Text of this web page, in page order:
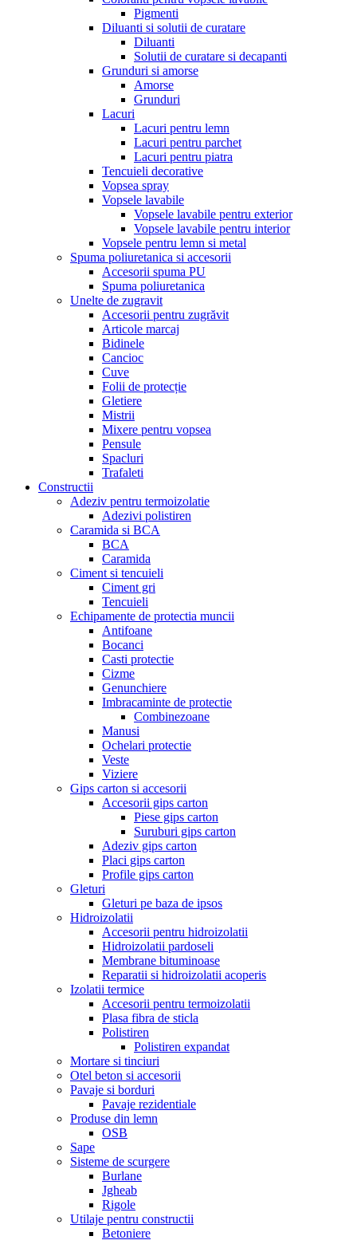
Pigmenti
Diluanti si solutii de curatare
Diluanti
Solutii de curatare si decapanti
Grunduri si amorse
Amorse
Grunduri
Lacuri
Lacuri pentru lemn
Lacuri pentru parchet
Lacuri pentru piatra
Tencuieli decorative
Vopsea spray
Vopsele lavabile
Vopsele lavabile pentru exterior
Vopsele lavabile pentru interior
Vopsele pentru lemn si metal
Spuma poliuretanica si accesorii
Accesorii spuma PU
Spuma poliuretanica
Unelte de zugravit
Accesorii pentru zugrăvit
Articole marcaj
Bidinele
Cancioc
Cuve
Folii de protecție
Gletiere
Mistrii
Mixere pentru vopsea
Pensule
Spacluri
Trafaleti
Constructii
Adeziv pentru termoizolatie
Adezivi polistiren
Caramida si BCA
BCA
Caramida
Ciment si tencuieli
Ciment gri
Tencuieli
Echipamente de protectia muncii
Antifoane
Bocanci
Casti protectie
Cizme
Genunchiere
Imbracaminte de protectie
Combinezoane
Manusi
Ochelari protectie
Veste
Viziere
Gips carton si accesorii
Accesorii gips carton
Piese gips carton
Suruburi gips carton
Adeziv gips carton
Placi gips carton
Profile gips carton
Gleturi
Gleturi pe baza de ipsos
Hidroizolatii
Accesorii pentru hidroizolatii
Hidroizolatii pardoseli
Membrane bituminoase
Reparatii si hidroizolatii acoperis
Izolatii termice
Accesorii pentru termoizolatii
Plasa fibra de sticla
Polistiren
Polistiren expandat
Mortare si tinciuri
Otel beton si accesorii
Pavaje si borduri
Pavaje rezidentiale
Produse din lemn
OSB
Sape
Sisteme de scurgere
Burlane
Jgheab
Rigole
Utilaje pentru constructii
Betoniere